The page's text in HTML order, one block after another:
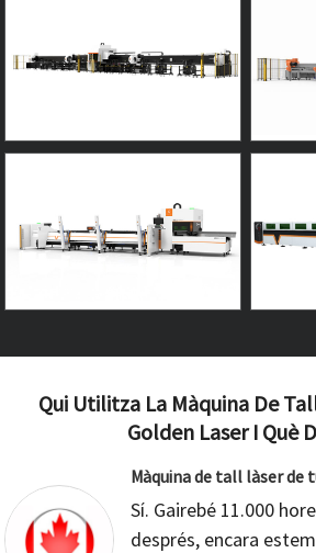
Qui Utilitza La Màquina De
Golden Laser I Què
Màquina de tall làser de
Sí. Gairebé 11.000
després, encara